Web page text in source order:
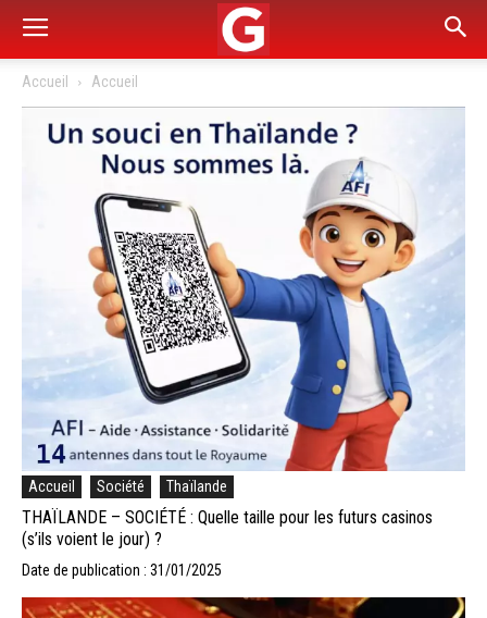
Accueil Accueil
Accueil Société Thaïlande
THAÏLANDE – SOCIÉTÉ : Quelle taille pour les futurs casinos
(s’ils voient le jour) ?
Date de publication : 31/01/2025